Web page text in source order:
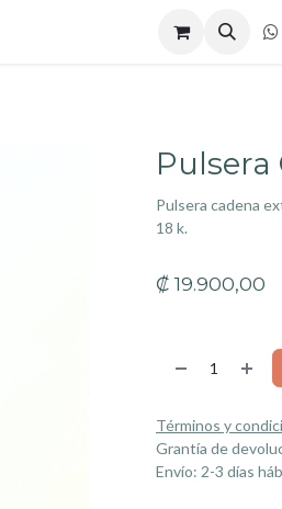
Cita
Pulsera
Pulsera cadena
18 k.
₡ 19.900,00
Términos y
Grantía de
Envío: 2-3 días